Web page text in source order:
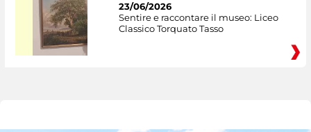
23/06/2026
Sentire e raccontare il museo: Liceo
Classico Torquato Tasso